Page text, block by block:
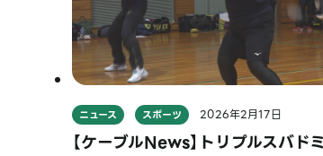
ニュース スポーツ 2026年2月17日
【ケーブルNews】トリプルスバド